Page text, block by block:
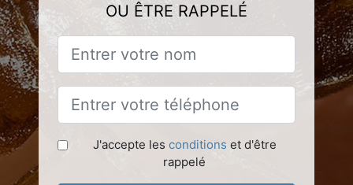
OU ÊTRE RAPPELÉ
J'accepte les conditions et d'être
rappelé